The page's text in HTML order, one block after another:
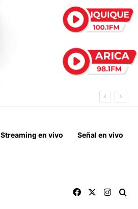
Streaming en vivo Señal en vivo
Facebook